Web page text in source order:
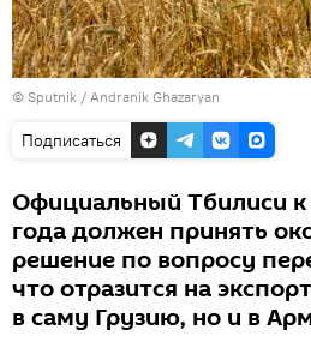
© Sputnik / Andranik Ghazaryan
Подписаться
Официальный Тбилиси к
года должен принять
решение по вопросу
что отразится на
в саму Грузию, но и в